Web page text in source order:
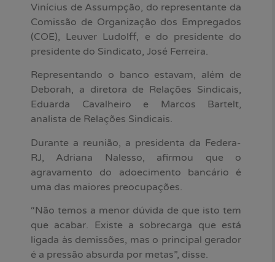
Vinícius de Assumpção, do representante da
Comissão de Organização dos Empregados
(COE), Leuver Ludolff, e do presidente do
presidente do Sindicato, José Ferreira.
Representando o banco estavam, além de
Deborah, a diretora de Relações Sindicais,
Eduarda Cavalheiro e Marcos Bartelt,
analista de Relações Sindicais.
Durante a reunião, a presidenta da Federa-
RJ, Adriana Nalesso, afirmou que o
agravamento do adoecimento bancário é
uma das maiores preocupações.
“Não temos a menor dúvida de que isto tem
que acabar. Existe a sobrecarga que está
ligada às demissões, mas o principal gerador
é a pressão absurda por metas”, disse.